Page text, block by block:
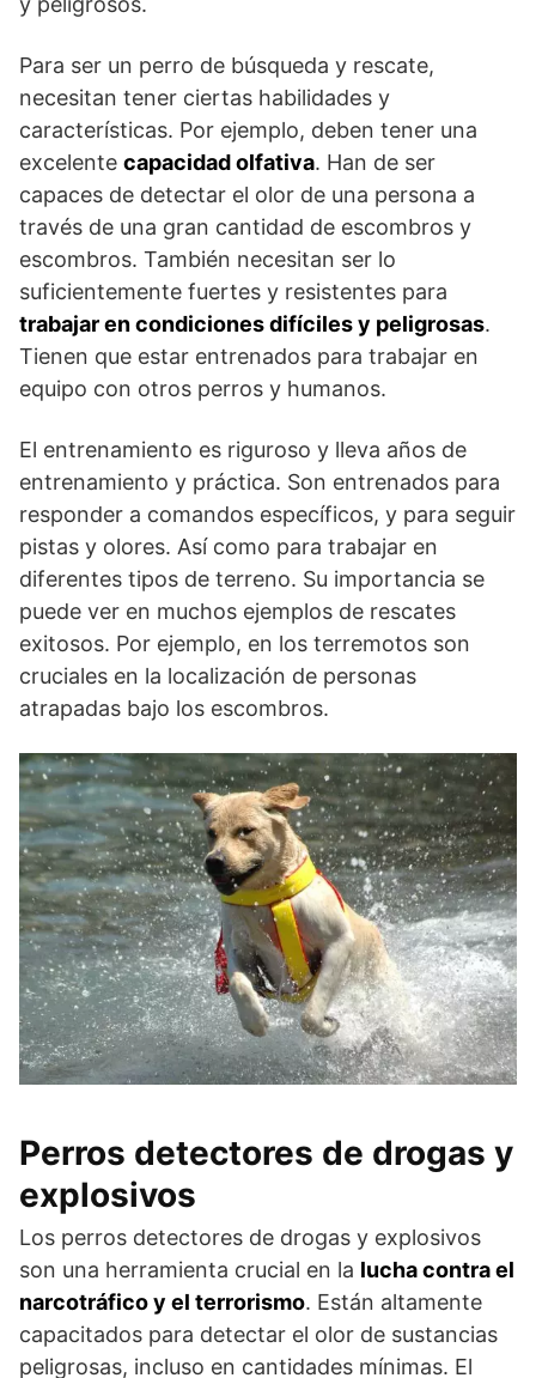
Para ser un perro de búsqueda y rescate,
necesitan tener ciertas habilidades y
características. Por ejemplo, deben tener una
excelente capacidad olfativa. Han de ser
capaces de detectar el olor de una persona a
través de una gran cantidad de escombros y
escombros. También necesitan ser lo
suficientemente fuertes y resistentes para
trabajar en condiciones difíciles y peligrosas.
Tienen que estar entrenados para trabajar en
equipo con otros perros y humanos.
El entrenamiento es riguroso y lleva años de
entrenamiento y práctica. Son entrenados para
responder a comandos específicos, y para seguir
pistas y olores. Así como para trabajar en
diferentes tipos de terreno. Su importancia se
puede ver en muchos ejemplos de rescates
exitosos. Por ejemplo, en los terremotos son
cruciales en la localización de personas
atrapadas bajo los escombros.
Perros detectores de drogas y
explosivos
Los perros detectores de drogas y explosivos
son una herramienta crucial en la lucha contra el
narcotráfico y el terrorismo. Están altamente
capacitados para detectar el olor de sustancias
peligrosas, incluso en cantidades mínimas. El